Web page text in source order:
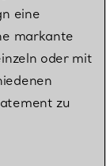
eine
markante
oder mit
zu